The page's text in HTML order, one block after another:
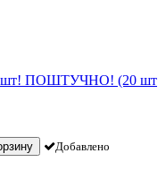
ПОШТУЧНО! (20 шт
Добавлено